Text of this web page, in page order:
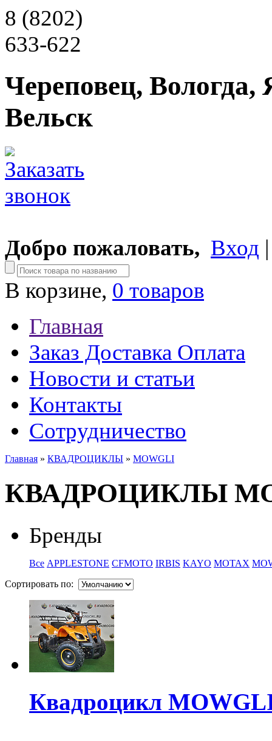
8 (8202)
633-622
Череповец, Вологда,
Вельск
Добро пожаловать, Вход
В корзине, 0 товаров
Главная
Заказ Доставка Оплата
Новости и статьи
Контакты
Сотрудничество
Главная » КВАДРОЦИКЛЫ » MOWGLI
КВАДРОЦИКЛЫ
Бренды
Все APPLESTONE CFMOTO IRBIS KAYO MOTAX
Сортировать по:
Квадроцикл